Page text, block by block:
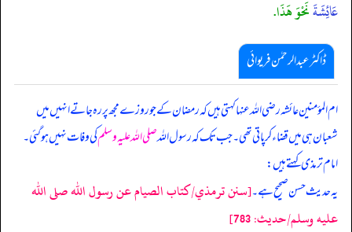
عَائِشَةَنَحْوَ هَذَا.
ڈاکٹر عبدالرحمٰن فریوائی
ام المؤمنین عائشہ رضی الله عنہا کہتی ہیں کہرمضان کے جو روزے مجھ پر رہ جاتے انہیں میں
شعبان ہی میں قضاء کر پاتی تھی۔ جب تک کہ رسول اللہصلی اللہ علیہ وسلمکی وفات نہیں ہو گئی۔
امام ترمذی کہتے ہیں:
یہ حدیث حسن صحیح ہے۔[سنن ترمذي/كتاب الصيام عن رسول الله صلى الله
عليه وسلم/حدیث: 783]